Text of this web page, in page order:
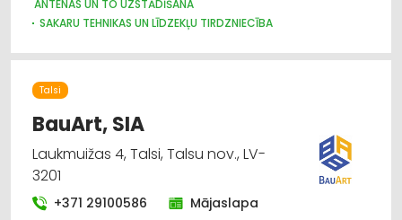
ANTENAS UN TO UZSTĀDĪŠANA
SAKARU TEHNIKAS UN LĪDZEKĻU TIRDZNIECĪBA
SAKARU TEHNIKAS UN LĪDZEKĻU LABOŠANA, SERVISS
PULKSTEŅU TIRDZNIECĪBA
APSARDZE: AIZSARGIERĪCES, SISTĒMAS, VIDEONOVĒROŠANA
Talsi
BauArt, SIA
Laukmuižas 4, Talsi, Talsu nov., LV-
3201
+371 29100586 Mājaslapa